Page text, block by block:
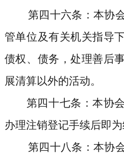
第四十六条 ：本协
管单位及有关机关指导
债权、债务，处理善后
展清算以外的活动。
第四十七条 ：本协
办理注销登记手续后即为
第四十八条 ：本协